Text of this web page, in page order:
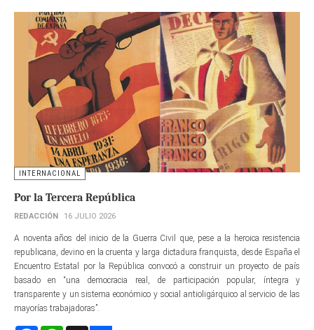
INTERNACIONAL
Por la Tercera República
REDACCIÓN 16 JULIO 2026
A noventa años del inicio de la Guerra Civil que, pese a la heroica resistencia
republicana, devino en la cruenta y larga dictadura franquista, desde España el
Encuentro Estatal por la República convocó a construir un proyecto de país
basado en “una democracia real, de participación popular, íntegra y
transparente y un sistema económico y social antioligárquico al servicio de las
mayorías trabajadoras”.